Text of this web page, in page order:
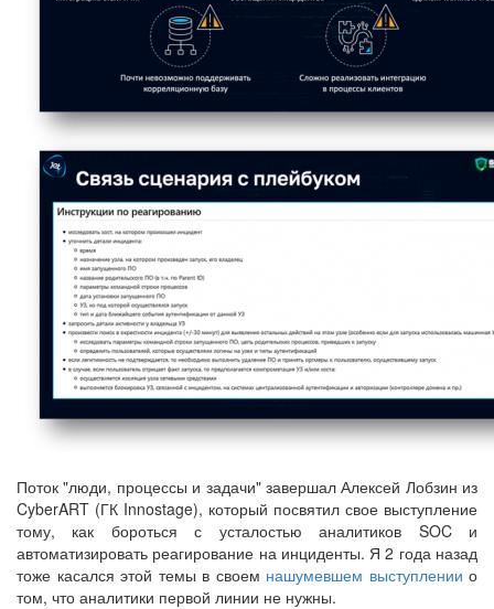
Поток "люди, процессы и задачи" завершал Алексей Лобзин из
CyberART (ГК Innostage), который посвятил свое выступление
тому, как бороться с усталостью аналитиков SOC и
автоматизировать реагирование на инциденты. Я 2 года назад
тоже касался этой темы в своем нашумевшем выступлении о
том, что аналитики первой линии не нужны.